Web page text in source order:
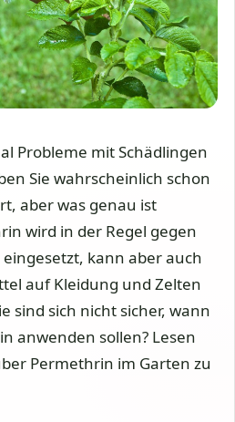
Probleme mit Schädlingen
Sie wahrscheinlich schon
aber was genau ist
wird in der Regel gegen
kann aber auch
auf Kleidung und Zelten
sind sich nicht sicher, wann
anwenden sollen? Lesen
Permethrin im Garten zu